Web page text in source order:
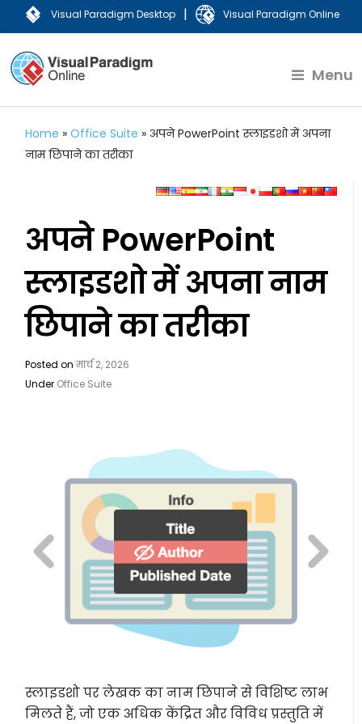
Visual Paradigm Desktop | Visual Paradigm Online
Menu
Home »Office Suite » अपने PowerPoint स्लाइडशो में अपना
नाम छिपाने का तरीका
अपने PowerPoint
स्लाइडशो में अपना नाम
छिपाने का तरीका
Posted onमार्च 2, 2026
Under Office Suite
स्लाइडशो पर लेखक का नाम छिपाने से विशिष्ट लाभ
मिलते हैं, जो एक अधिक केंद्रित और विविध प्रस्तुति में